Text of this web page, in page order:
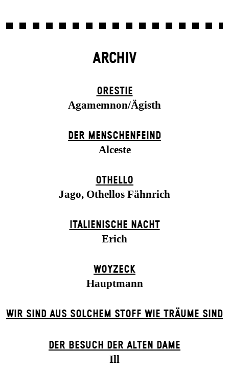
ARCHIV
ORESTIE
Agamemnon/Ägisth
DER MENSCHENFEIND
Alceste
OTHELLO
Jago, Othellos Fähnrich
ITALIENISCHE NACHT
Erich
WOYZECK
Hauptmann
WIR SIND AUS SOLCHEM STOFF WIE TRÄUME SIND
DER BE­SUCH DER ALT­EN DA­ME
Ill